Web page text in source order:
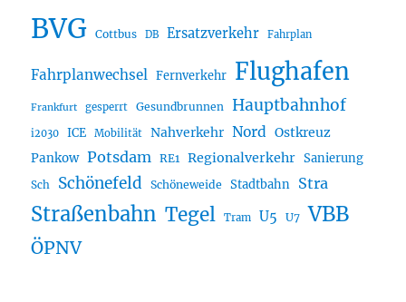
BVG Cottbus DB Ersatzverkehr Fahrplan
Fahrplanwechsel Fernverkehr Flughafen
Frankfurt gesperrt Gesundbrunnen Hauptbahnhof
i2030 ICE Mobilität Nahverkehr Nord Ostkreuz
Pankow Potsdam RE1 Regionalverkehr Sanierung
Sch Schönefeld Schöneweide Stadtbahn Stra
Straßenbahn Tegel Tram U5 U7 VBB
ÖPNV